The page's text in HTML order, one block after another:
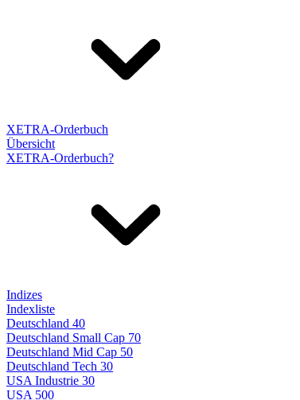
XETRA-Orderbuch
Übersicht
XETRA-Orderbuch?
Indizes
Indexliste
Deutschland 40
Deutschland Small Cap 70
Deutschland Mid Cap 50
Deutschland Tech 30
USA Industrie 30
USA 500